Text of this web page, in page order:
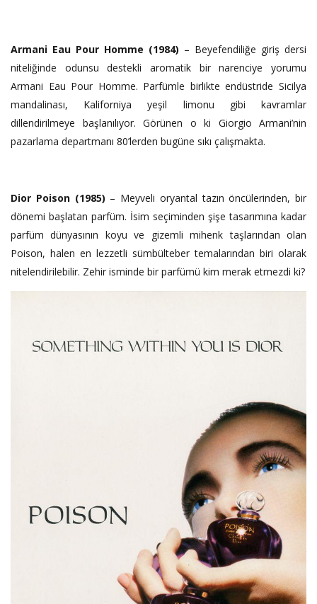
Armani Eau Pour Homme (1984) – Beyefendiliğe giriş dersi
niteliğinde odunsu destekli aromatik bir narenciye yorumu
Armani Eau Pour Homme. Parfümle birlikte endüstride Sicilya
mandalinası, Kaliforniya yeşil limonu gibi kavramlar
dillendirilmeye başlanılıyor. Görünen o ki Giorgio Armani’nin
pazarlama departmanı 80’lerden bugüne sıkı çalışmakta.
Dior Poison (1985) – Meyveli oryantal tazın öncülerinden, bir
dönemi başlatan parfüm. İsim seçiminden şişe tasarımına kadar
parfüm dünyasının koyu ve gizemli mihenk taşlarından olan
Poison, halen en lezzetli sümbülteber temalarından biri olarak
nitelendirilebilir. Zehir isminde bir parfümü kim merak etmezdi ki?